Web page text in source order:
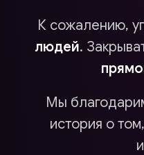
К сожалению,
людей.
Мы
история о